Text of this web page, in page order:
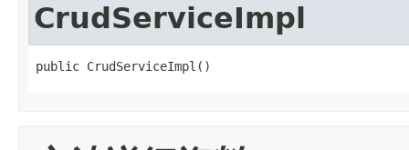
CrudServiceImpl
public CrudServiceImpl()